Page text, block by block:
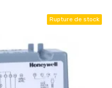
Rupture de stock